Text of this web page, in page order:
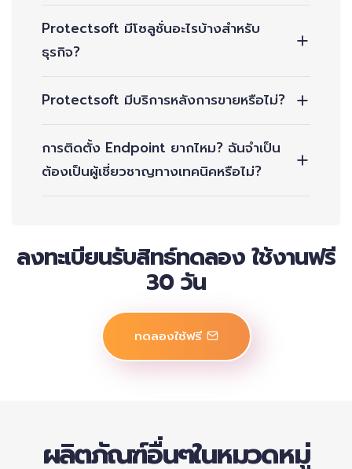
Protectsoft มีโซลูชั่นอะไรบ้างสำหรับ
ธุรกิจ?
Protectsoft มีบริการหลังการขายหรือไม่?
การติดตั้ง Endpoint ยากไหม? ฉันจำเป็น
ต้องเป็นผู้เชี่ยวชาญทางเทคนิคหรือไม่?
ลงทะเบียนรับสิทธ์ทดลอง ใช้งานฟรี
30 วัน
ทดลองใช้ฟรี
ผลิตภัณฑ์อื่นๆในหมวดหมู่